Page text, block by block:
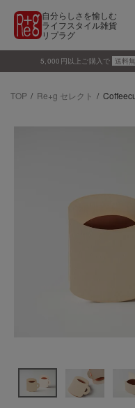
自分らしさを愉しむ
ライフスタイル雑貨
リプラグ
5,000円以上ご購入で 送料
TOP Re+g セレクト